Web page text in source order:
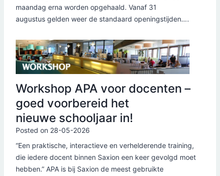
maandag erna worden opgehaald. Vanaf 31
augustus gelden weer de standaard openingstijden….
Workshop APA voor docenten –
goed voorbereid het
nieuwe schooljaar in!
Posted on 28-05-2026
“Een praktische, interactieve en verhelderende training,
die iedere docent binnen Saxion een keer gevolgd moet
hebben.” APA is bij Saxion de meest gebruikte